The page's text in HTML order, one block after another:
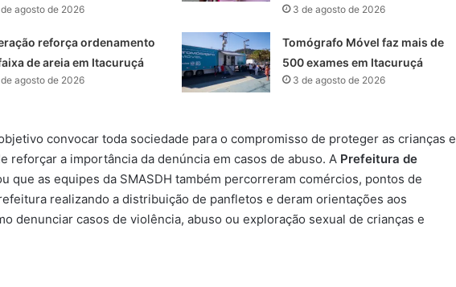
agosto de 2026 3 de agosto de 2026
reforça ordenamento
de areia em Itacuruçá
agosto de 2026
Tomógrafo Móvel faz mais de
500 exames em Itacuruçá
3 de agosto de 2026
convocar toda sociedade para o compromisso de proteger as crianças e
reforçar a importância da denúncia em casos de abuso. A Prefeitura de
que as equipes da SMASDH também percorreram comércios, pontos de
realizando a distribuição de panfletos e deram orientações aos
denunciar casos de violência, abuso ou exploração sexual de crianças e